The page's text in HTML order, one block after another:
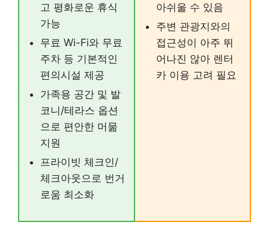
고 평화로운 휴식
가능
무료 Wi-Fi와 무료
주차 등 기본적인
편의시설 제공
가족용 공간 및 발
코니/테라스 옵션
으로 편안한 머묾
지원
프라이빗 체크인/
체크아웃으로 번거
로움 최소화
아쉬울 수 있음
주변 관광지와의
접근성이 아주 뛰
어나진 않아 렌터
카 이용 고려 필요